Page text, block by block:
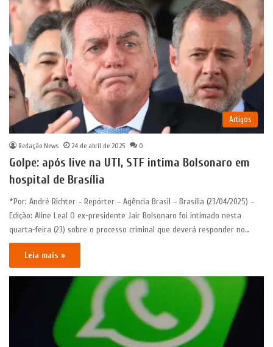
Artigos
Redação News 24 de abril de 2025 0
Golpe: após live na UTI, STF intima Bolsonaro em
hospital de Brasília
*Por: André Richter – Repórter – Agência Brasil – Brasília (23/04/2025) –
Edição: Aline Leal O ex-presidente Jair Bolsonaro foi intimado nesta
quarta-feira (23) sobre o processo criminal que deverá responder no…
Leia mais »